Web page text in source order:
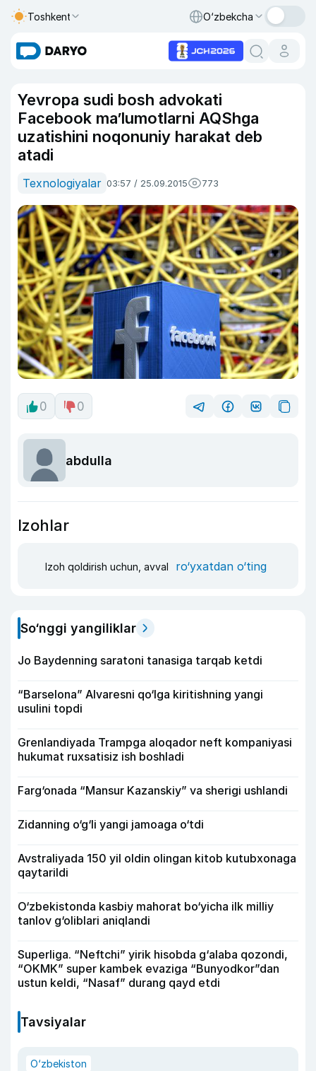
Toshkent O‘zbekcha
Yevropa sudi bosh advokati
Facebook ma’lumotlarni AQShga
uzatishini noqonuniy harakat deb
atadi
Texnologiyalar 03:57 / 25.09.2015 773
0 0
abdulla
Izohlar
Izoh qoldirish uchun, avval ro‘yxatdan o‘ting
So‘nggi yangiliklar
Jo Baydenning saratoni tanasiga tarqab ketdi
“Barselona” Alvaresni qo‘lga kiritishning yangi
usulini topdi
Grenlandiyada Trampga aloqador neft kompaniyasi
hukumat ruxsatisiz ish boshladi
Farg‘onada “Mansur Kazanskiy” va sherigi ushlandi
Zidanning o‘g‘li yangi jamoaga o‘tdi
Avstraliyada 150 yil oldin olingan kitob kutubxonaga
qaytarildi
O‘zbekistonda kasbiy mahorat bo‘yicha ilk milliy
tanlov g‘oliblari aniqlandi
Superliga. “Neftchi” yirik hisobda g‘alaba qozondi,
“OKMK” super kambek evaziga “Bunyodkor”dan
ustun keldi, “Nasaf” durang qayd etdi
Tavsiyalar
O‘zbekiston